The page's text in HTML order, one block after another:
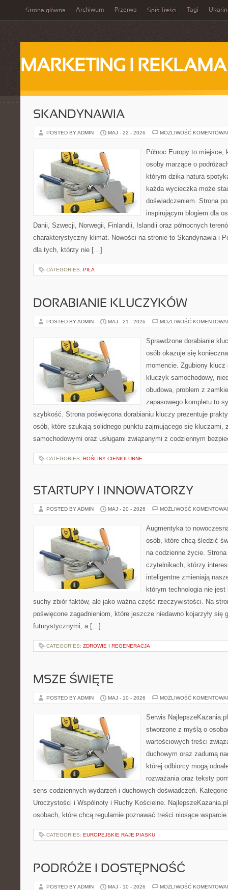
Strona główna Archiwum Przerwa Spis Treści Tagi
MARKETING I REKLAMA
SKANDYNAWIA
POSTED BY ADMIN MAJ - 22 - 2026 MOŻLIWOŚĆ
Północ Europy to miejsce,
osoby marzące o
którym dzika natura
każda wycieczka może
doświadczeniem. Strona
inspirującym blogiem dla
Danii, Szwecji, Norwegii, Finlandii, Islandii oraz północnych
charakterystyczny klimat. Nowości na stronie to Skandynawia i
dla tych, którzy nie […]
CATEGORIES: PIŁA
DORABIANIE KLUCZYKÓW
POSTED BY ADMIN MAJ - 21 - 2026 MOŻLIWOŚĆ
Sprawdzone dorabianie
osób okazuje się
momencie. Zgubiony
kluczyk samochodowy,
obudowa, problem z
zapasowego kompletu to
szybkość. Strona poświęcona dorabianiu kluczy prezentuje
osób, które szukają solidnego punktu zajmującego się kluczami,
samochodowymi oraz usługami związanymi z codziennym
CATEGORIES: ROŚLINY CIENIOLUBNE
STARTUPY I INNOWATORZY
POSTED BY ADMIN MAJ - 20 - 2026 MOŻLIWOŚĆ
Augmentyka to
osób, które chcą śledzić
na codzienne życie.
czytelnikach, którzy
inteligentne zmieniają
którym technologia nie
suchy zbiór faktów, ale jako ważna część rzeczywistości. Na
poświęcone zagadnieniom, które jeszcze niedawno kojarzyły się
futurystycznymi, a […]
CATEGORIES: ZDROWIE I REGENERACJA
MSZE ŚWIĘTE
POSTED BY ADMIN MAJ - 10 - 2026 MOŻLIWOŚĆ
Serwis
stworzone z myślą o
wartościowych treści
duchowym oraz zadumą
której odbiorcy mogą
rozważania oraz teksty
sens codziennych wydarzeń i duchowych doświadczeń.
Uroczystości i Wspólnoty i Ruchy Kościelne.
osobach, które chcą regularnie poznawać treści niosące
CATEGORIES: EUROPEJSKIE RAJE PIASKU
PODRÓŻE I DOSTĘPNOŚĆ
POSTED BY ADMIN MAJ - 10 - 2026 MOŻLIWOŚĆ